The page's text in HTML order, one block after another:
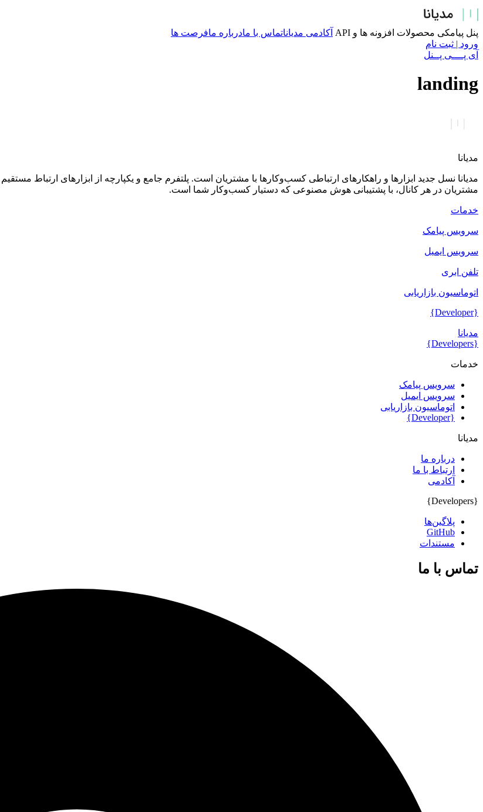
پرش
به
محتوا
پنل پیامکی محصولات افزونه ها و API آکادمی مدیاناتماس با مادرباره مافرصت ها
ورود | ثبت نام
آی پــــی پــنل
landing
مدیانا
مدیانا نسل جدید ابزارها و راهکارهای ارتباطی کسب‌وکارها با مشتریان است. پلتفرم جامع و یکپارچه از ابزارهای
مشتریان در هر کانال، با پشتیبانی هوش مصنوعی که دستیار کسب‌وکار شما است.
خدمات
سرویس پیامک
سرویس ایمیل
تلفن ابری
اتوماسیون بازاریابی
{Developer}
مدیانا
{Developers}
خدمات
سرویس پیامک
سرویس ایمیل
اتوماسیون بازاریابی
{Developer}
مدیانا
درباره ما
ارتباط با ما
آکادمی
{Developers}
پلاگین‌ها
GitHub
مستندات
تماس با ما